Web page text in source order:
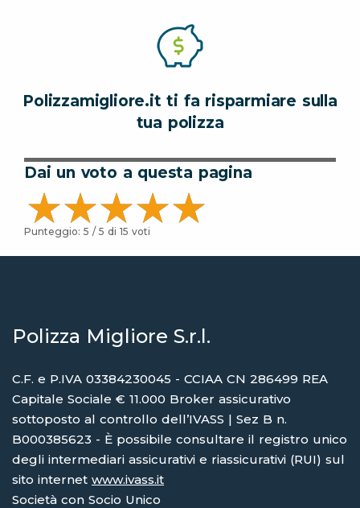
Polizzamigliore.it ti fa risparmiare sulla
tua polizza
Dai un voto a questa pagina
Punteggio: 5 / 5 di 15 voti
Polizza Migliore S.r.l.
C.F. e P.IVA 03384230045 - CCIAA CN 286499 REA
Capitale Sociale € 11.000 Broker assicurativo
sottoposto al controllo dell’IVASS | Sez B n.
B000385623 - È possibile consultare il registro unico
degli intermediari assicurativi e riassicurativi (RUI) sul
sito internet www.ivass.it
Società con Socio Unico